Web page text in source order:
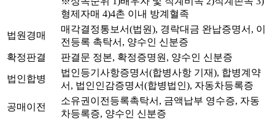
형제자매 4)4촌 이내 방계혈족
법원경매
매각결정통보서(법원), 경락대금 완납증명서, 이
전등록 촉탁서, 양수인 신분증
확정판결
판결문 정본, 확정증명원, 양수인 신분증
법인합병
법인등기사항증명서(합병사항 기재), 합병계약
서, 법인인감증명서(합병법인), 자동차등록증
공매이전
소유권이전등록촉탁서, 금액납부 영수증, 자동
차등록증, 양수인 신분증